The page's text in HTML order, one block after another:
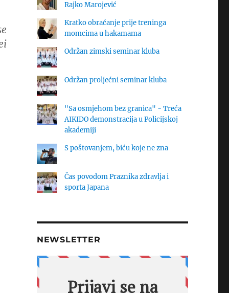
Rajko Marojević
Kratko obraćanje prije treninga
momcima u hakamama
Održan zimski seminar kluba
Održan proljećni seminar kluba
"Sa osmjehom bez granica" - Treća
AIKIDO demonstracija u Policijskoj
akademiji
S poštovanjem, biću koje ne zna
Čas povodom Praznika zdravlja i
sporta Japana
NEWSLETTER